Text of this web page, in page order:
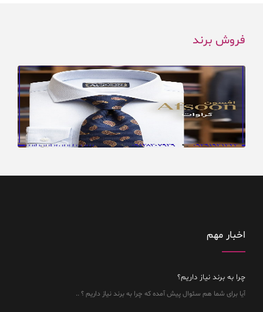
فروش برند
اخبار مهم
چرا به برند نیاز داریم؟
آیا برای شما هم سئوال پیش آمده که چرا به برند نیاز داریم ؟ ..